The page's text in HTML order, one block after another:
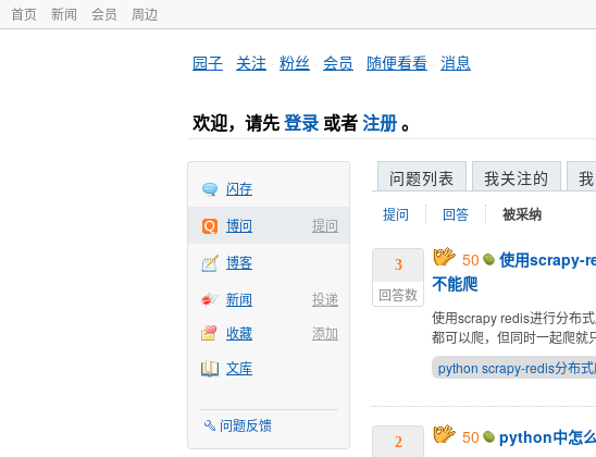
首页 新闻 会员 周边
园子 关注 粉丝 会员 随便看看 消息
欢迎，请先登录 或者注册。
闪存
提问
博问
博客
投递
新闻
添加
收藏
文库
问题反馈
问题列表 我关注的
提问 回答 被采纳
3
回答数
50
使用scrapy-
不能爬
使用scrapy redis进行分布
都可以爬，但同时一起爬就
python scrapy-redis分布式
2 50 python中怎